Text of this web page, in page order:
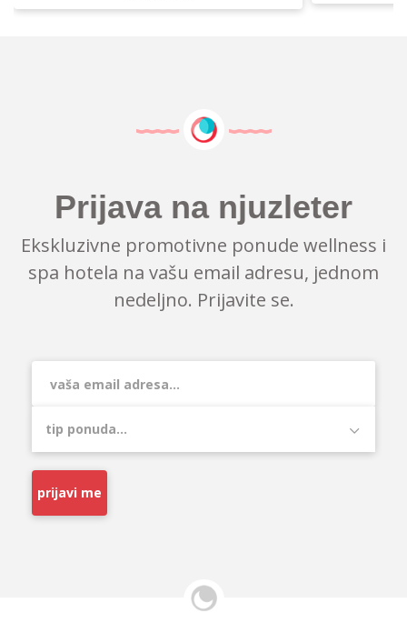
Prijava na njuzleter
Ekskluzivne promotivne ponude wellness i
spa hotela na vašu email adresu, jednom
nedeljno. Prijavite se.
prijavi me